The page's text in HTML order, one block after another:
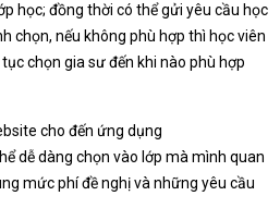
học; đồng thời có thể gửi yêu cầu học
chọn, nếu không phù hợp thì học viên
chọn gia sư đến khi nào phù hợp
cho đến ứng dụng
dễ dàng chọn vào lớp mà mình quan
mức phí đề nghị và những yêu cầu